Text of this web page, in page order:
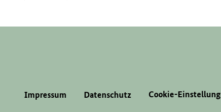
Impressum Datenschutz Cookie-